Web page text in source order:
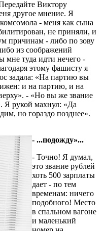
Виктору
другое мнение. Я
- меня как сына
не приняли, и
причинам - либо по зову
из соображений
мне туда идти нечего -
этому фашисту я
задала: «На партию вы
и на партию, и на
- «Но вы же звание
Я рукой махнул: «Да
но гораздо позднее».
- ...подожду»...
- Точно! Я думал,
это звание рублей
хоть 500 зарплаты
дает - по тем
временам: ничего
подобного! Место
в спальном вагоне
и маленький